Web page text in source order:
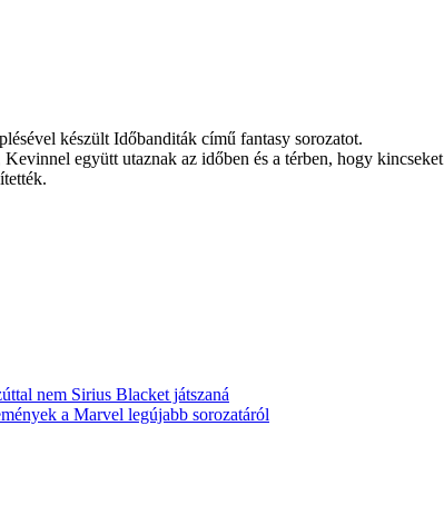
készült Időbanditák című fantasy sorozatot.
együtt utaznak az időben és a térben, hogy
nem Sirius Blacket játszaná
a Marvel legújabb sorozatáról